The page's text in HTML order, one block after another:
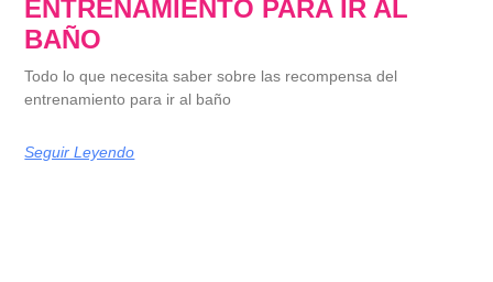
ENTRENAMIENTO PARA IR AL
BAÑO
Todo lo que necesita saber sobre las recompensa del
entrenamiento para ir al baño
Seguir Leyendo